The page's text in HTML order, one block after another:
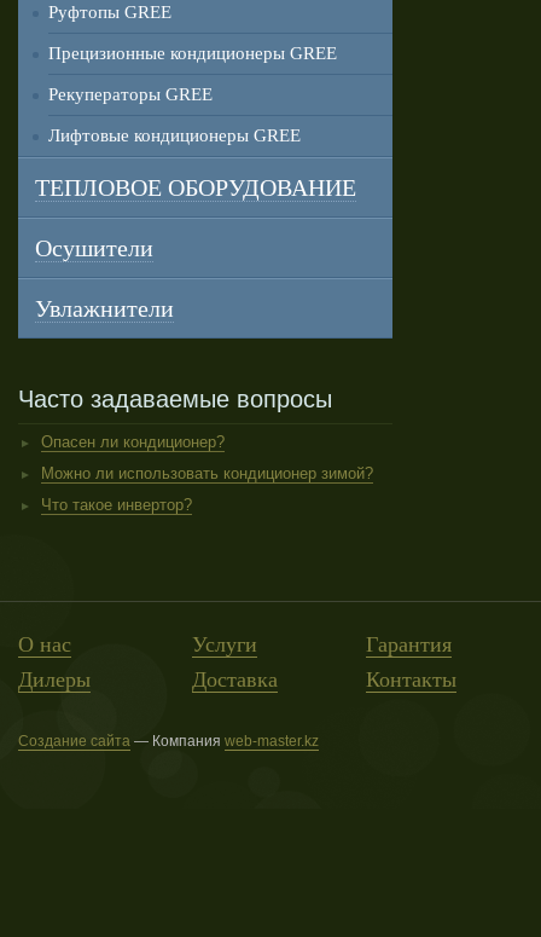
Руфтопы GREE
Прецизионные кондиционеры GREE
Рекуператоры GREE
Лифтовые кондиционеры GREE
ТЕПЛОВОЕ ОБОРУДОВАНИЕ
Осушители
Увлажнители
Часто задаваемые вопросы
Опасен ли кондиционер?
Можно ли использовать кондиционер зимой?
Что такое инвертор?
О нас Услуги
Гарантия
Дилеры
Доставка Контакты
Создание сайта — Компания web-master.kz